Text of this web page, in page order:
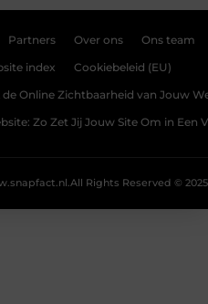
Partners Over ons Ons team
index Cookiebeleid (EU)
Online Zichtbaarheid van Jouw
Zo Zet Jij Jouw Site Om in Een
All Rights Reserved © 2025